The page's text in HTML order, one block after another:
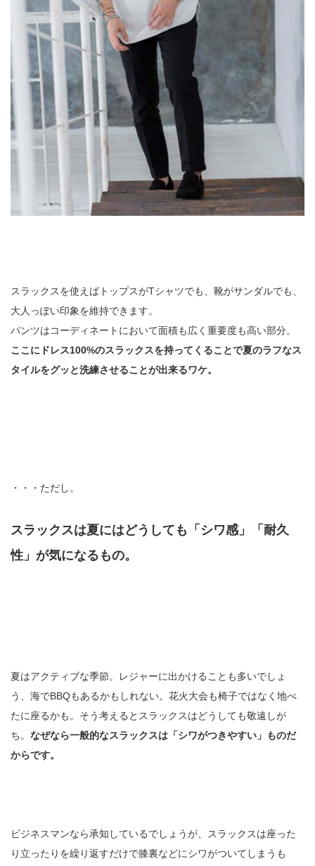
スラックスを使えばトップスがTシャツでも、靴がサンダルでも、
大人っぽい印象を維持できます。
パンツはコーディネートにおいて面積も広く重要度も高い部分。
ここにドレス100%のスラックスを持ってくることで夏のラフなス
タイルをグッと洗練させることが出来るワケ。
・・・ただし。
スラックスは夏にはどうしても「シワ感」「耐久
性」が気になるもの。
夏はアクティブな季節。レジャーに出かけることも多いでしょ
う、海でBBQもあるかもしれない。花火大会も椅子ではなく地べ
たに座るかも。そう考えるとスラックスはどうしても敬遠しが
ち。 なぜなら一般的なスラックスは「シワがつきやすい」ものだ
からです。
ビジネスマンなら承知しているでしょうが、スラックスは座った
り立ったりを繰り返すだけで膝裏などにシワがついてしまうも